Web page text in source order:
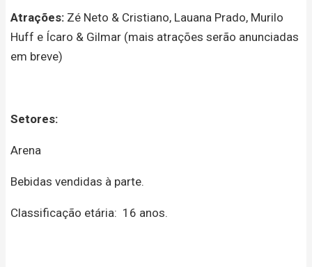
Atrações: Zé Neto & Cristiano, Lauana Prado, Murilo
Huff e Ícaro & Gilmar (mais atrações serão anunciadas
em breve)
Setores:
Arena
Bebidas vendidas à parte.
Classificação etária: 16 anos.